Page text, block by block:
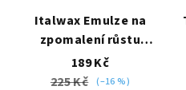
Italwax Emulze na
zpomalení růstu
chloupků 250 ml
189 Kč
225 Kč (–16 %)